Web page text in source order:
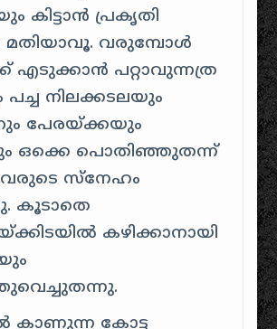
കിട്ടാൻ പ്രകൃതി
മതിയാവൂ. വരുമ്പോൾ
പറ്റാവുന്നത്ര
നിലക്കടലയും
പേരയ്ക്കയും
ഒക്കെ പൊതിഞ്ഞുതന്ന്
സ്നേഹം
കൂടാതെ
കഴിക്കാനായി
കാണുന്ന കോട്ട